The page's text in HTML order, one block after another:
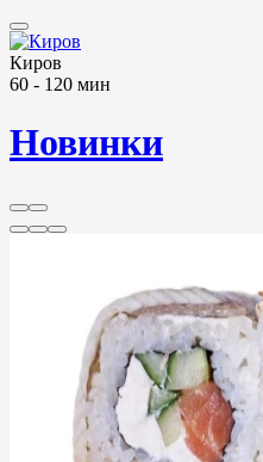
Киров
60 - 120 мин
Новинки